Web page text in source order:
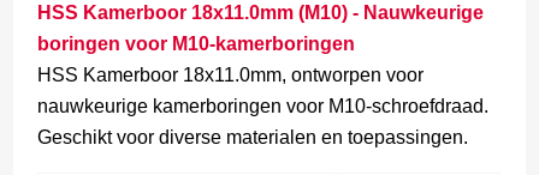
HSS Kamerboor 18x11.0mm (M10) - Nauwkeurige
boringen voor M10-kamerboringen
HSS Kamerboor 18x11.0mm, ontworpen voor
nauwkeurige kamerboringen voor M10-schroefdraad.
Geschikt voor diverse materialen en toepassingen.